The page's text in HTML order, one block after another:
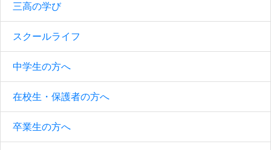
三高の学び
スクールライフ
中学生の方へ
在校生・保護者の方へ
卒業生の方へ